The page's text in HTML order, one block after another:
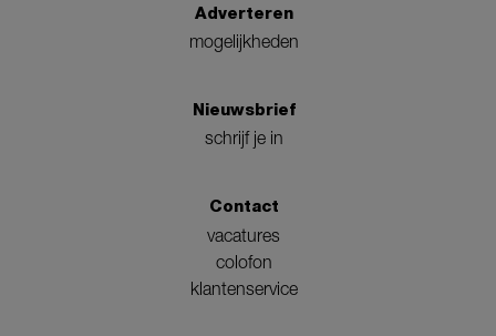
Adverteren
mogelijkheden
Nieuwsbrief
schrijf je in
Contact
vacatures
colofon
klantenservice